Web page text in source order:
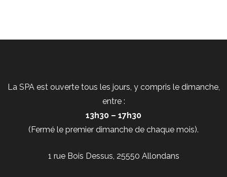
La SPA est ouverte tous les jours, y compris le dimanche,
entre :
13h30 – 17h30
(Fermé le premier dimanche de chaque mois).
1 rue Bois Dessus, 25550 Allondans